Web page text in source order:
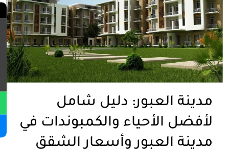
مدينة العبور: دليل شامل
لأفضل الأحياء والكمبوندات في
مدينة العبور وأسعار الشقق
←
Contact Us